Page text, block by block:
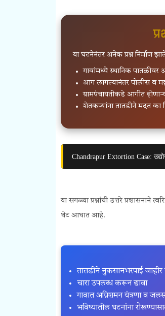
या घटनेनंतर अनेक प्रश्न निर्माण
गावांमध्ये स्थानिक पातळीवर
आग लागल्यानंतर पोलीस व
ग्रामपंचायतीकडे आगीत
शेतकऱ्यांना तातडीने मदत का
Chandrapur Extortion Case:
या सगळ्या प्रश्नांची उत्तरे प्रशासनाने
थेट आघात आहे.
तातडीने नुकसानभरपाई जाहीर
चारा उपलब्ध करून द्यावा
गावात अग्निशमन यंत्रणा व
भविष्यातील घटनांना